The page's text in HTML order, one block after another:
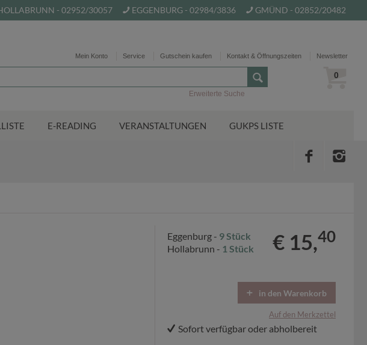
- 02952/30057 EGGENBURG - 02984/3836 GMÜND - 02852/20482
Mein Konto Service Gutschein kaufen Kontakt & Öffnungszeiten Newsletter
0
Erweiterte Suche
E-READING VERANSTALTUNGEN GUKPS LISTE
Eggenburg - 9 Stück
Hollabrunn - 1 Stück € 15,40
in den Warenkorb
Auf den Merkzettel
Sofort verfügbar oder abholbereit